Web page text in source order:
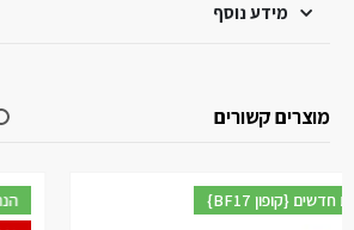
מידע נוסף
מוצרים קשורים
{BF17 קופון} הנחת מע"מ נוספת למצטרפים חדשים